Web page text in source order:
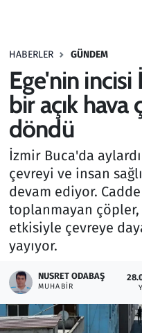
HABERLER GÜNDEM
Ege'nin
bir açık
döndü
İzmir Buca'da
çevreyi ve insan
devam ediyor.
toplanmayan çöpler,
etkisiyle çevreye
yayıyor.
NUSRET ODABAŞ
MUHABIR
Haber
Kültür Sanat
Kurumsal Haberler
Lezzet Durağı
Memur ve Kamu
Otomobil
Oyun
Ramazan